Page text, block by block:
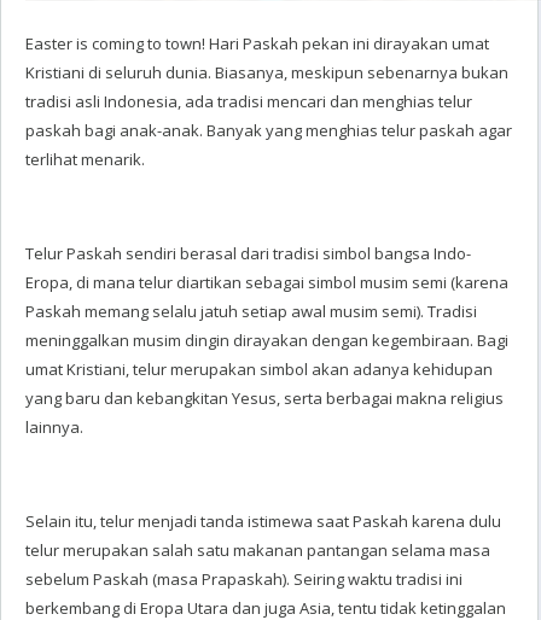
Easter is coming to town! Hari Paskah pekan ini dirayakan umat
Kristiani di seluruh dunia. Biasanya, meskipun sebenarnya bukan
tradisi asli Indonesia, ada tradisi mencari dan menghias telur
paskah bagi anak-anak. Banyak yang menghias telur paskah agar
terlihat menarik.
Telur Paskah sendiri berasal dari tradisi simbol bangsa Indo-
Eropa, di mana telur diartikan sebagai simbol musim semi (karena
Paskah memang selalu jatuh setiap awal musim semi). Tradisi
meninggalkan musim dingin dirayakan dengan kegembiraan. Bagi
umat Kristiani, telur merupakan simbol akan adanya kehidupan
yang baru dan kebangkitan Yesus, serta berbagai makna religius
lainnya.
Selain itu, telur menjadi tanda istimewa saat Paskah karena dulu
telur merupakan salah satu makanan pantangan selama masa
sebelum Paskah (masa Prapaskah). Seiring waktu tradisi ini
berkembang di Eropa Utara dan juga Asia, tentu tidak ketinggalan